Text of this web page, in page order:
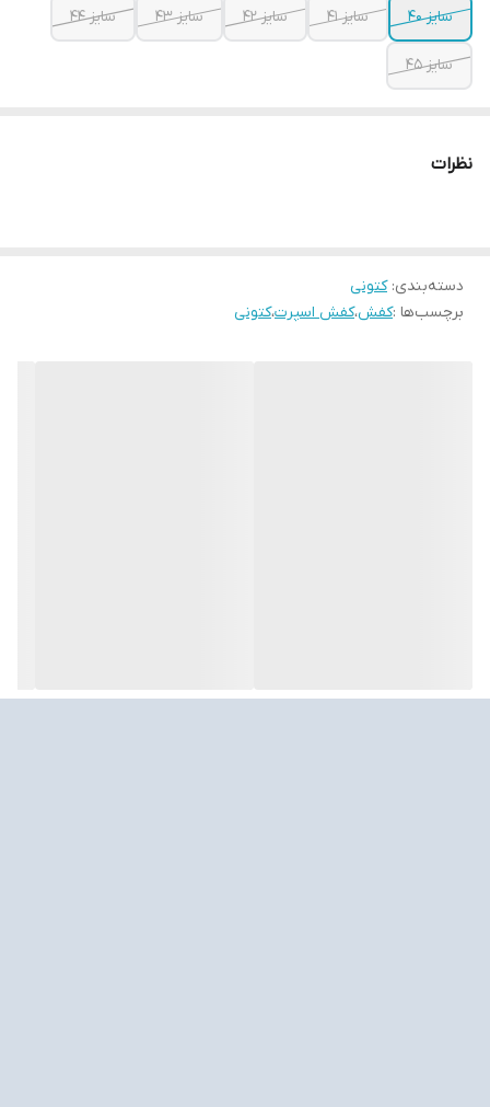
سایز ۴۰
سایز ۴۱ سایز ۴۲ سایز ۴۳ سایز ۴۴
سایز ۴۵
نظرات
دسته‌بندی:کتونی
برچسب‌ها :کفش،کفش اسپرت،کتونی